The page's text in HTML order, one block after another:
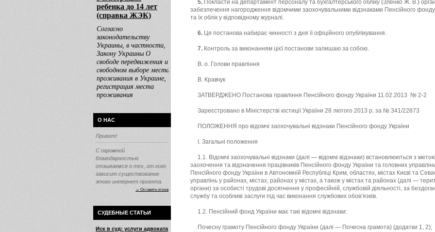
О НАС
Привет!
С огромной
благодарностью
отзываемся о тех, от кого
зависит существование
этого интернет проекта.
→ Оставить отзыв
СУДЕБНЫЕ СТАТЬИ
Иск в суд: услуги адвоката
5. Покласти на департамент персоналу та бухгалтерського обліку (Зленко Ж. В.)
забезпечення нагородження відомчими заохочувальними відзнаками Пенсійного фонду
та їх облік у відповідному журналі.
6. Ця постанова набирає чинності з дня її офіційного опублікування.
7. Контроль за виконанням цієї постанови залишаю за собою.
В. о. Голови правління
В. Кравчук
ЗАТВЕРДЖЕНО Постанова правління Пенсійного фонду України 11.02.2013 № 2-2
Зареєстровано в Міністерстві юстиції України 28 лютого 2013 р. за № 341/22873
ПОЛОЖЕННЯ про відомчі заохочувальні відзнаки Пенсійного фонду України
І. Загальні положення
1.1. Відомчі заохочувальні відзнаки (далі — відомчі відзнаки) встановлюються з
заохочення та відзначення працівників Пенсійного фонду України та головних
Пенсійного фонду України в Автономній Республіці Крим, областях, містах Києві та
управлінь у районах, містах, районах у містах, а також у містах та районах (далі —
органи) за особисті трудові досягнення у професійній, службовій діяльності, за
службу та особливі заслуги під час виконання службових обов’язків.
1.2. Пенсійний фонд України має такі відомчі відзнаки:
Почесну грамоту Пенсійного фонду України (далі — Почесна грамота) (додатки 1, 2);